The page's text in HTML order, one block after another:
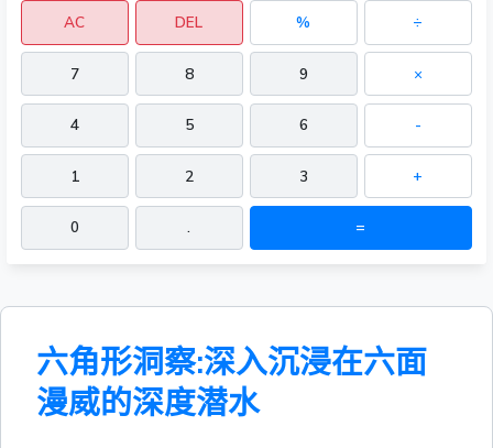
AC DEL % ÷
7 8 9 ×
4 5 6 -
1 2 3 +
0 . =
六角形洞察:深入沉浸在六面
漫威的深度潜水